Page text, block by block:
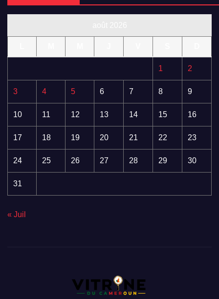
1 2
3 4 5 6 7 8 9
10 11 12 13 14 15 16
17 18 19 20 21 22 23
24 25 26 27 28 29 30
31
« Juil